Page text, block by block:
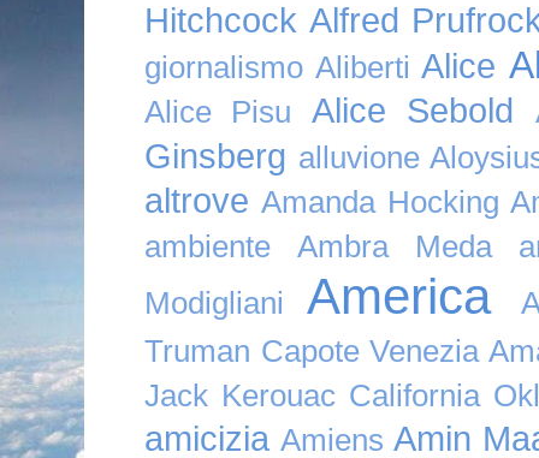
Hitchcock Alfred
giornalismo Aliberti Alice
Alice Pisu Alice Sebold
Ginsberg alluvione
altrove Amanda Hocking
ambiente
Ambra Meda
Modigliani
America
Truman Capote Venezia
Jack Kerouac California
amicizia Amiens Amin